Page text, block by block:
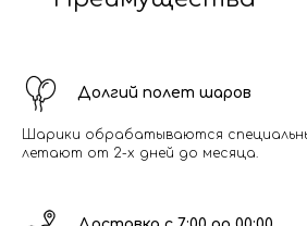
Долгий полет шаров
Шарики обрабатываются
летают от 2-х дней до месяца.